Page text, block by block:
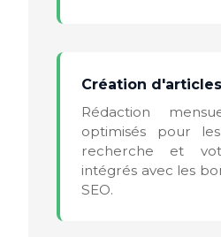
Création d'articles
Rédaction
optimisés pour
recherche et
intégrés avec les
SEO.